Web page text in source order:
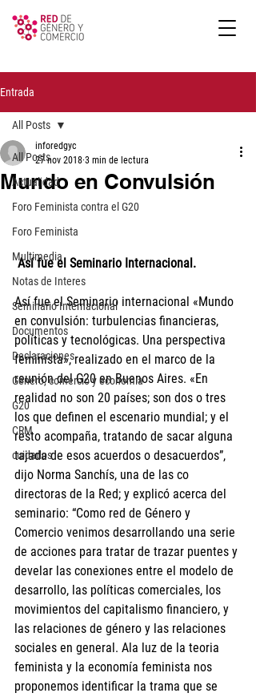
Entrada
All Posts
Actualidad
Foro Feminista contra el G20
Foro Feminista
Multimedia
Notas de Interes
Seminario Internacional
Documentos
Declaraciones
Género, comercio y economía
G20
CRM
cuidados
All Posts
Mundo en Convulsión
inforedgyc
27 nov 2018 3 min de lectura
Así fue el Seminario Internacional.
Así fue el Seminario internacional «Mundo
en convulsión: turbulencias financieras,
políticas y tecnológicas. Una perspectiva
feminista», realizado en el marco de la
reunión del G20 en Buenos Aires. «En
realidad no son 20 países; son dos o tres
los que definen el escenario mundial; y el
resto acompaña, tratando de sacar alguna
tajada de esos acuerdos o desacuerdos”,
dijo Norma Sanchís, una de las co
directoras de la Red; y explicó acerca del
seminario: “Como red de Género y
Comercio venimos desarrollando una serie
de acciones para tratar de trazar puentes y
develar las conexiones entre el modelo de
desarrollo, las políticas comerciales, los
movimientos del capitalismo financiero, y
las relaciones de género y las relaciones
sociales en general. Ala luz de la teoria
feminista y la economía feminista nos
proponemos identificar la trama que se